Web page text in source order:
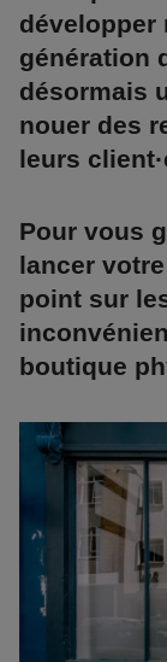
développer
génération
désormais
nouer des
leurs
Pour vous
lancer
point sur
boutique